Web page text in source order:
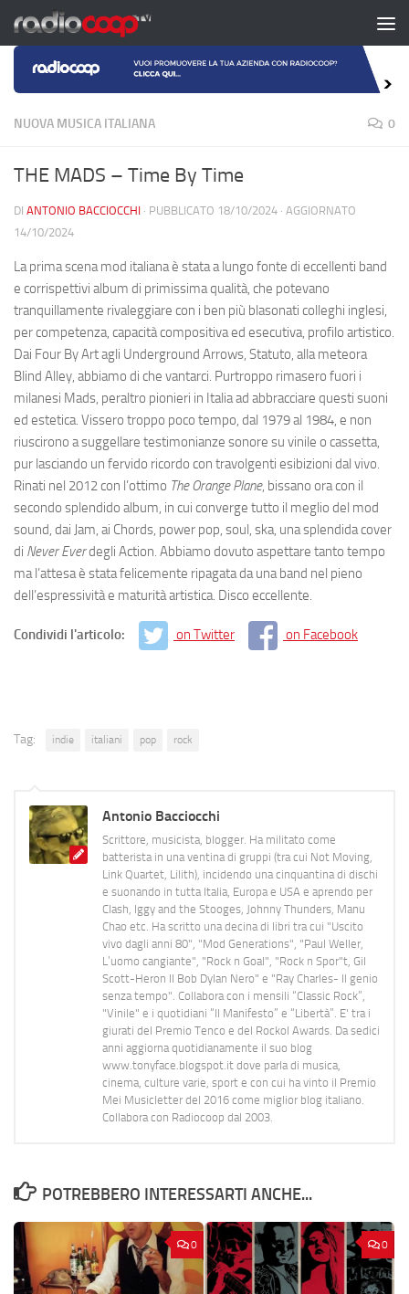
Salta al contenuto
NUOVA MUSICA ITALIANA 0
THE MADS – Time By Time
DI ANTONIO BACCIOCCHI · PUBBLICATO 18/10/2024 · AGGIORNATO
14/10/2024
La prima scena mod italiana è stata a lungo fonte di eccellenti band
e corrispettivi album di primissima qualità, che potevano
tranquillamente rivaleggiare con i ben più blasonati colleghi inglesi,
per competenza, capacità compositiva ed esecutiva, profilo artistico.
Dai Four By Art agli Underground Arrows, Statuto, alla meteora
Blind Alley, abbiamo di che vantarci. Purtroppo rimasero fuori i
milanesi Mads, peraltro pionieri in Italia ad abbracciare questi suoni
ed estetica. Vissero troppo poco tempo, dal 1979 al 1984, e non
riuscirono a suggellare testimonianze sonore su vinile o cassetta,
pur lasciando un fervido ricordo con travolgenti esibizioni dal vivo.
Rinati nel 2012 con l’ottimo The Orange Plane, bissano ora con il
secondo splendido album, in cui converge tutto il meglio del mod
sound, dai Jam, ai Chords, power pop, soul, ska, una splendida cover
di Never Everdegli Action. Abbiamo dovuto aspettare tanto tempo
ma l’attesa è stata felicemente ripagata da una band nel pieno
dell’espressività e maturità artistica. Disco eccellente.
Condividi l'articolo: on Twitter on Facebook
Tag: indie italiani pop rock
Antonio Bacciocchi
Scrittore, musicista, blogger. Ha militato come
batterista in una ventina di gruppi (tra cui Not Moving,
Link Quartet, Lilith), incidendo una cinquantina di dischi
e suonando in tutta Italia, Europa e USA e aprendo per
Clash, Iggy and the Stooges, Johnny Thunders, Manu
Chao etc. Ha scritto una decina di libri tra cui "Uscito
vivo dagli anni 80", "Mod Generations", "Paul Weller,
L’uomo cangiante", "Rock n Goal", "Rock n Spor"t, Gil
Scott-Heron Il Bob Dylan Nero" e "Ray Charles- Il genio
senza tempo". Collabora con i mensili “Classic Rock”,
"Vinile" e i quotidiani “Il Manifesto” e “Libertà”. E' tra i
giurati del Premio Tenco e del Rockol Awards. Da sedici
anni aggiorna quotidianamente il suo blog
www.tonyface.blogspot.it dove parla di musica,
cinema, culture varie, sport e con cui ha vinto il Premio
Mei Musicletter del 2016 come miglior blog italiano.
Collabora con Radiocoop dal 2003.
POTREBBERO INTERESSARTI ANCHE...
0 0